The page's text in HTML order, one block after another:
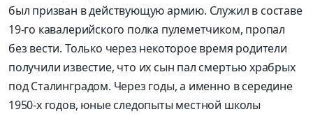
был призван в действующую армию. Служил в составе
19-го кавалерийского полка пулеметчиком, пропал
без вести. Только через некоторое время родители
получили известие, что их сын пал смертью храбрых
под Сталинградом. Через годы, а именно в середине
1950-х годов, юные следопыты местной школы